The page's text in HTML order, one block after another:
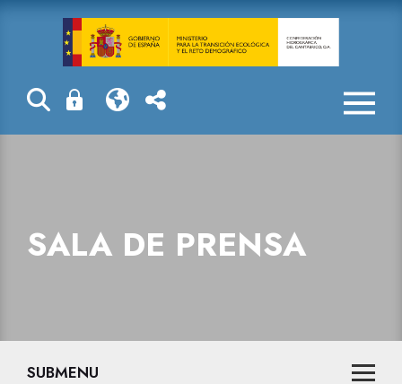
Sala de prensa
SALA DE PRENSA
SUBMENU